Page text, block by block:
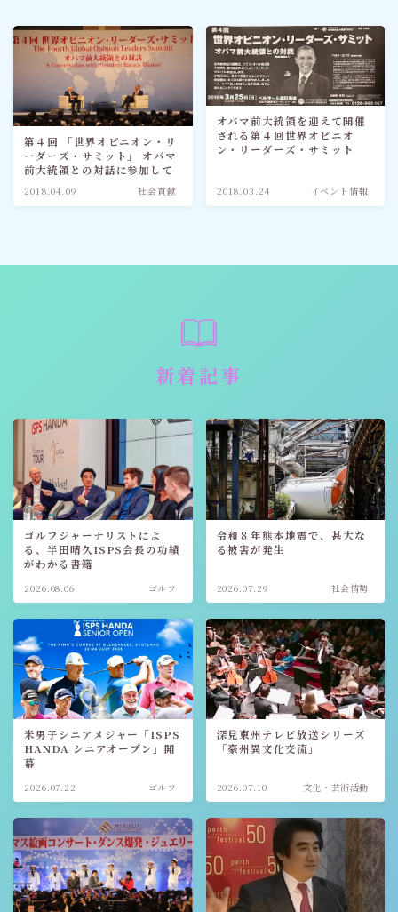
ワールドメイト
神道・宗教
社会情勢
第４回 「世界オピニオン・リ
ーダーズ・サミット」 オバマ
前大統領との対話に参加して
2018.04.09 社会貢献
オバマ前大統領を迎えて開催
される第４回世界オピニオ
ン・リーダーズ・サミット
2018.03.24 イベント情報
新着記事
ゴルフジャーナリストによ
る、半田晴久ISPS会長の功績
がわかる書籍
2026.08.06 ゴルフ
令和８年熊本地震で、甚大な
る被害が発生
2026.07.29 社会情勢
米男子シニアメジャー「ISPS
HANDA シニアオープン」開
幕
2026.07.22 ゴルフ
深見東州テレビ放送シリーズ
「豪州異文化交流」
2026.07.10 文化・芸術活動